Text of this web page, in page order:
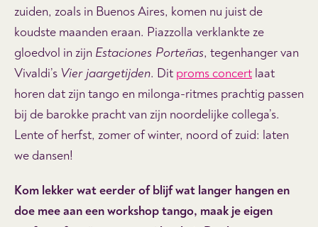
zuiden, zoals in Buenos Aires, komen nu juist de
koudste maanden eraan. Piazzolla verklankte ze
gloedvol in zijn Estaciones Porteñas, tegenhanger van
Vivaldi’s Vier jaargetijden. Dit proms concert laat
horen dat zijn tango en milonga-ritmes prachtig passen
bij de barokke pracht van zijn noordelijke collega’s.
Lente of herfst, zomer of winter, noord of zuid: laten
we dansen!
Kom lekker wat eerder of blijf wat langer hangen en
doe mee aan een workshop tango, maak je eigen